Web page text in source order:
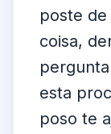
poste
coisa,
esta
poso te